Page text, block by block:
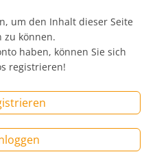
um den Inhalt dieser Seite
zu können.
haben, können Sie sich
registrieren!